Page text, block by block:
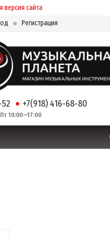
версия сайта
Регистрация
+7(918) 416-68-80
10:00—17:00